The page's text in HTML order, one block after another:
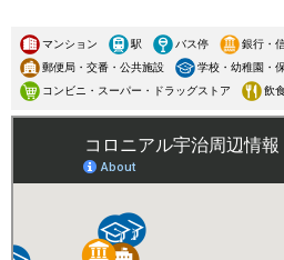
マンション 駅 バス停
銀行・
郵便局・交番・公共施設
学校・幼稚園・
コンビニ・スーパー・ドラッグストア
飲